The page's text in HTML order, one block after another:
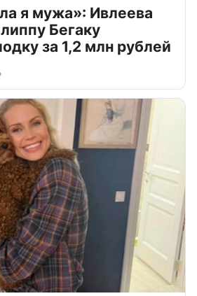
я мужа»: Ивлеева
Бегаку
за 1,2 млн рублей